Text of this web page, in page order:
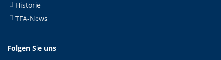
Historie
TFA-News
Folgen Sie uns